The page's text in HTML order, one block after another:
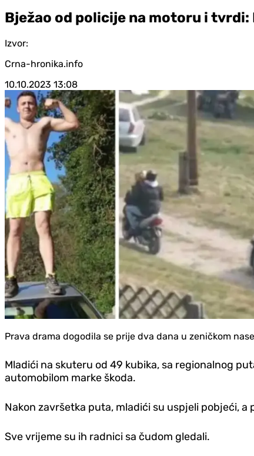
Bježao od policije na motoru i
Izvor:
Crna-hronika.info
10.10.2023 13:08
Prava drama dogodila se prije dva dana u zeničkom
Mladići na skuteru od 49 kubika, sa regionalnog
automobilom marke škoda.
Nakon završetka puta, mladići su uspjeli pobjeći,
Sve vrijeme su ih radnici sa čudom gledali.